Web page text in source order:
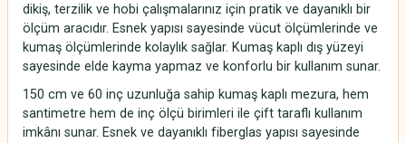
dikiş, terzilik ve hobi çalışmalarınız için pratik ve dayanıklı bir
ölçüm aracıdır. Esnek yapısı sayesinde vücut ölçümlerinde ve
kumaş ölçümlerinde kolaylık sağlar. Kumaş kaplı dış yüzeyi
sayesinde elde kayma yapmaz ve konforlu bir kullanım sunar.
150 cm ve 60 inç uzunluğa sahip kumaş kaplı mezura, hem
santimetre hem de inç ölçü birimleri ile çift taraflı kullanım
imkânı sunar. Esnek ve dayanıklı fiberglas yapısı sayesinde